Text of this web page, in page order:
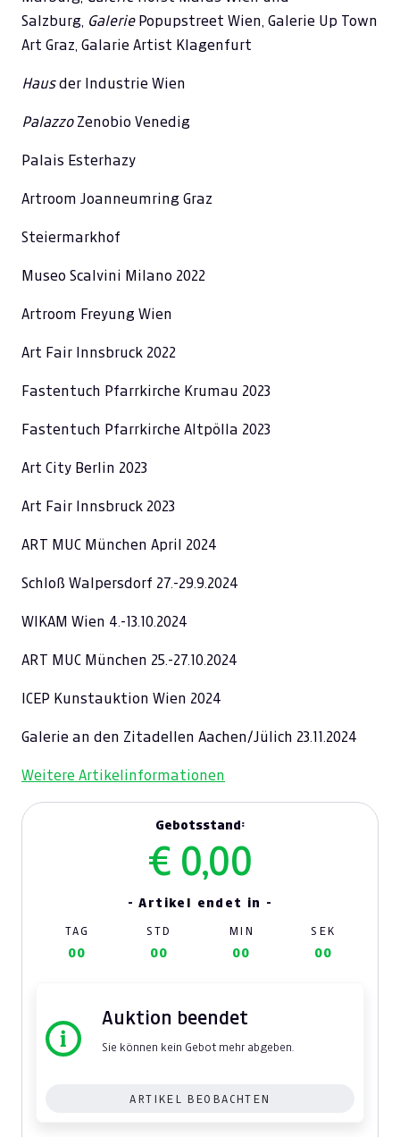
Salzburg, GaleriePopupstreet Wien, Galerie Up Town
Art Graz, Galarie Artist Klagenfurt
Hausder Industrie Wien
PalazzoZenobio Venedig
Palais Esterhazy
Artroom Joanneumring Graz
Steiermarkhof
Museo Scalvini Milano 2022
Artroom Freyung Wien
Art Fair Innsbruck 2022
Fastentuch Pfarrkirche Krumau 2023
Fastentuch Pfarrkirche Altpölla 2023
Art City Berlin 2023
Art Fair Innsbruck 2023
ART MUC München April 2024
Schloß Walpersdorf 27.-29.9.2024
WIKAM Wien 4.-13.10.2024
ART MUC München 25.-27.10.2024
ICEP Kunstauktion Wien 2024
Galerie an den Zitadellen Aachen/Jülich 23.11.2024
Weitere Artikelinformationen
Gebotsstand:
€ 0,00
- Artikel endet in -
TAG STD MIN SEK
00 00 00 00
Auktion beendet
Sie können kein Gebot mehr abgeben.
ARTIKEL BEOBACHTEN